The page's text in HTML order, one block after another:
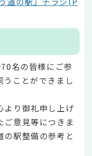
名の皆様にご参
ことができまし
より御礼申し上げ
ご意見等につきま
の駅整備の参考と